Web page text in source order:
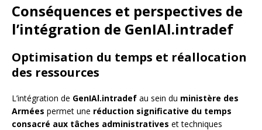
Conséquences et perspectives de
l’intégration de GenIAl.intradef
Optimisation du temps et réallocation
des ressources
L’intégration de GenIAl.intradef au sein du ministère des
Armées permet une réduction significative du temps
consacré aux tâches administratives et techniques